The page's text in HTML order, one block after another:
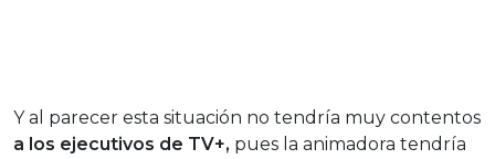
Y al parecer esta situación no tendría muy contentos
a los ejecutivos de TV+, pues la animadora tendría